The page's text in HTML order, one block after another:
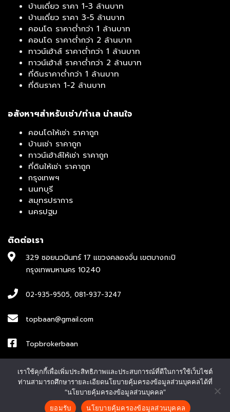
บ้านเดี่ยว ราคา 1-3 ล้านบาท
บ้านเดี่ยว ราคา 3-5 ล้านบาท
คอนโด ราคาต่ำกว่า 1 ล้านบาท
คอนโด ราคาต่ำกว่า 2 ล้านบาท
ทาวน์เฮ้าส์ ราคาต่ำกว่า 1 ล้านบาท
ทาวน์เฮ้าส์ ราคาต่ำกว่า 2 ล้านบาท
ที่ดินราคาต่ำกว่า 1 ล้านบาท
ที่ดินราคา 1-2 ล้านบาท
อสังหาฯสำหรับเช่า/ทำเล น่าสนใจ
คอนโดให้เช่า ราคาถูก
บ้านเช่า ราคาถูก
ทาวน์เฮ้าส์ให้เช่า ราคาถูก
ที่ดินให้เช่า ราคาถูก
กรุงเทพฯ
นนทบุรี
สมุทรปราการ
นครปฐม
ติดต่อเรา
329 ซอยนวมินทร์ 17 แขวงคลองจั่น เขตบางกะปิ
กรุงเทพมหานคร 10240
02-935-9505, 081-937-3247
topbaan@gmail.com
Topbrokerbaan
ID : topbroker1
© Copyright 2022 บริษัท ท๊อป โบรกเกอร์ จำกัด Designed by
เราใช้คุกกี้เพื่อเพิ่มประสิทธิภาพและประสบการณ์ที่ดีในการใช้เว็บไซต์
ท่านสามารถศึกษารายละเอียดนโยบายคุ้มครองข้อมูลส่วนบุคคลได้ที่
“นโยบายคุ้มครองข้อมูลส่วนบุคคล”
ยอมรับ
นโยบายคุ้มครองข้อมูลส่วนบุคคล